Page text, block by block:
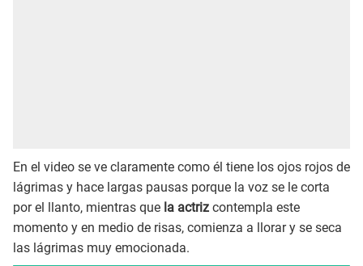
En el video se ve claramente como él tiene los ojos rojos de
lágrimas y hace largas pausas porque la voz se le corta
por el llanto, mientras que la actriz contempla este
momento y en medio de risas, comienza a llorar y se seca
las lágrimas muy emocionada.